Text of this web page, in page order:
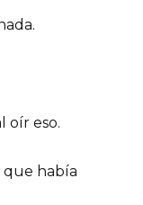
oír eso.
había